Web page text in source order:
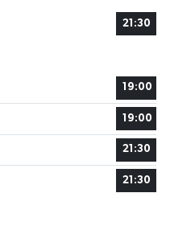
21:30
19:00
19:00
21:30
21:30